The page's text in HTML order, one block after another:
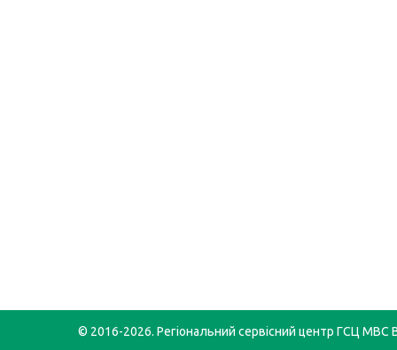
© 2016-2026. Регіональний сервісний центр ГСЦ МВС